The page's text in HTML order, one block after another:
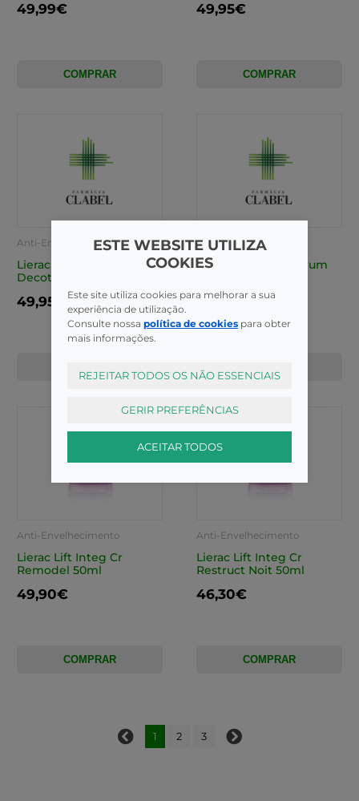
49,99€
COMPRAR
49,95€
COMPRAR
Anti-Envelhecimento
Lierac Lift Integ Cr Pesc
Decote 50Ml
49,95€
Anti-Envelhecimento
Lierac Lift Integ Serum
49,95€
Anti-Envelhecimento
Lierac Lift Integ Cr
Remodel 50ml
49,90€
COMPRAR
Anti-Envelhecimento
Lierac Lift Integ Cr
Restruct Noit 50ml
46,30€
COMPRAR
1 2 3
ESTE WEBSITE UTILIZA
COOKIES
Este site utiliza cookies para melhorar a sua
experiência de utilização.
Consulte nossa política de cookies para obter
mais informações.
REJEITAR TODOS OS NÃO ESSENCIAIS
GERIR PREFERÊNCIAS
ACEITAR TODOS